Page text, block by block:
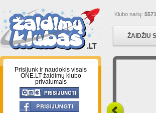
Klubo narių:
ŽAIDŽIU
Prisijunk ir naudokis visais
ONE.LT žaidimų klubo
privalumais